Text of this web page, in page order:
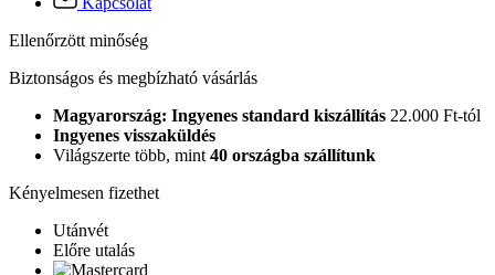
Ellenőrzött minőség
Biztonságos és megbízható vásárlás
Magyarország: Ingyenes standard kiszállítás 22.000 Ft-tól
Ingyenes visszaküldés
Világszerte több, mint 40 országba szállítunk
Kényelmesen fizethet
Utánvét
Előre utalás